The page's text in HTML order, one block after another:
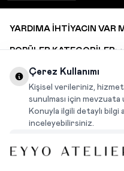
YARDIMA İHTİYACIN VAR MI
POPÜLER KATEGORİLER
DEĞİŞİM VE İADE TALEBİ
KARIYER
INSTAGRAM
Çerez Kullanımı
Kişisel verileriniz,
sunulması için
Konuyla ilgili detaylı bilgi
inceleyebilirsiniz.